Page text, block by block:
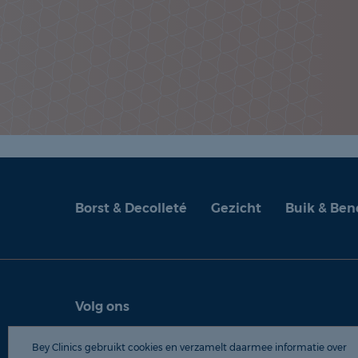
Bey Clinics gebruikt cookies en verzamelt daarmee informatie over
Borst & Decolleté Gezicht Buik &
Volg ons
© 2026